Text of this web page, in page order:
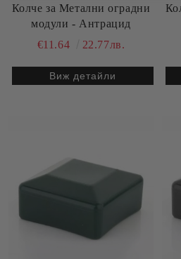
Колче за Метални оградни
модули - Антрацид
€11.64
22.77лв.
Виж детайли